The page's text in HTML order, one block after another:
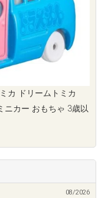
カ ドリームトミカ
ニカー おもちゃ 3歳以
08/2026